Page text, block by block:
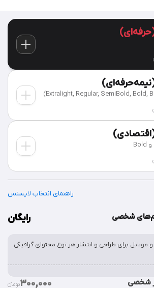
راهنمای انتخاب لایسنس
شخصی رایگان
موبایل برای طراحی و انتشار هر نوع محتوای گرافیکی
شخصی 300,000تومان‫ء‬‫